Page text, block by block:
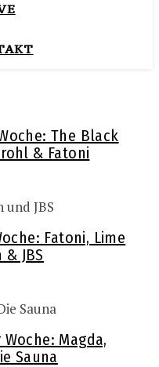
The Black
& Fatoni
Fatoni, Lime
& JBS
Magda,
Sauna